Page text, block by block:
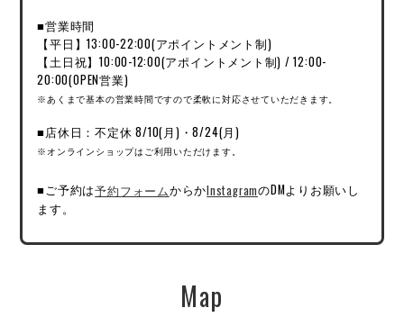
■営業時間
【平日】13:00-22:00(アポイントメント制)
【土日祝】10:00-12:00(アポイントメント制) / 12:00-
20:00(OPEN営業)
※あくまで基本の営業時間ですので柔軟に対応させていただきます。
■店休日：不定休 8/10(月)・8/24(月)
※オンラインショップはご利用いただけます。
■ご予約は予約フォームからかInstagramのDMよりお願いし
ます。
Map